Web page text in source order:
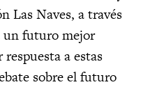
Las Naves, a través
un futuro mejor
a estas
sobre el futuro